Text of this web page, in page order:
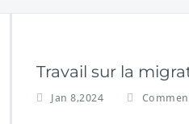
Travail sur la
Jan 8,2024